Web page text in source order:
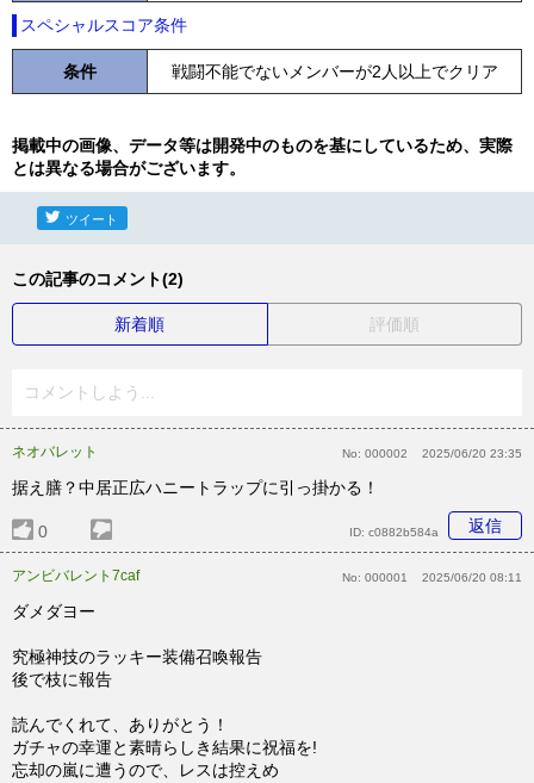
スペシャルスコア条件
条件 戦闘不能でないメンバーが2人以上でクリア
掲載中の画像、データ等は開発中のものを基にしているため、実際
とは異なる場合がございます。
ツイート
この記事のコメント(2)
新着順 評価順
コメントしよう...
ネオバレット No: 000002 2025/06/20 23:35
据え膳？中居正広ハニートラップに引っ掛かる！
0 返信
ID: c0882b584a
アンビバレント7caf No: 000001 2025/06/20 08:11
ダメダヨー
究極神技のラッキー装備召喚報告
後で枝に報告
読んでくれて、ありがとう！
ガチャの幸運と素晴らしき結果に祝福を!
忘却の嵐に遭うので、レスは控えめ